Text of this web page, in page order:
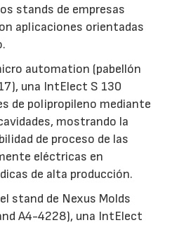
stands de empresas
aplicaciones orientadas
automation (pabellón
una IntElect S 130
de polipropileno mediante
mostrando la
de proceso de las
eléctricas en
de alta producción.
stand de Nexus Molds
A4-4228), una IntElect